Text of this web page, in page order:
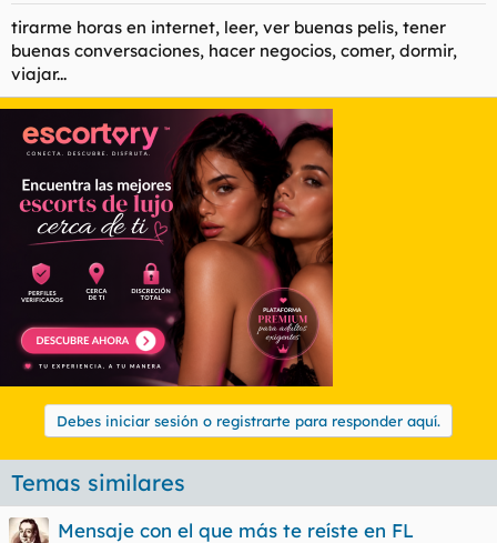
tirarme horas en internet, leer, ver buenas pelis, tener
buenas conversaciones, hacer negocios, comer, dormir,
viajar...
Debes iniciar sesión o registrarte para responder aquí.
Temas similares
Mensaje con el que más te reíste en FL